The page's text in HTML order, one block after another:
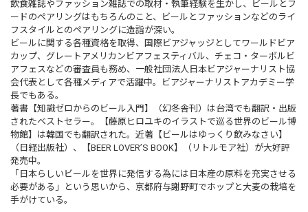
飲食雑誌やファッション雑誌での取材・執筆経験を生かし、ビールとフ
ードのペアリングはもちろんのこと、ビールとファッションなどのライ
フスタイルとのペアリングに造詣が深い。
ビールに関する各種資格を取得、国際ビアジャッジとしてワールドビア
カップ、グレートアメリカンビアフェスティバル、チェコ・ターボルビ
アフェスなどの審査員も務め、一般社団法人日本ビアジャーナリスト協
会代表として各種メディアで活躍中。ビアジャーナリストアカデミー学
長でもある。
著書【知識ゼロからのビール入門】（幻冬舎刊）は台湾でも翻訳・出版
されたベストセラー。【藤原ヒロユキのイラストで巡る世界のビール博
物館】は韓国でも翻訳された。近著【ビールはゆっくり飲みなさい】
（日経出版社）、【BEER LOVER’S BOOK】（リトルモア社）が大好評
発売中。
「日本らしいビールを世界に発信する為には日本産の原料を充実させる
必要がある」という思いから、京都府与謝野町でホップと大麦の栽培を
手がけている。